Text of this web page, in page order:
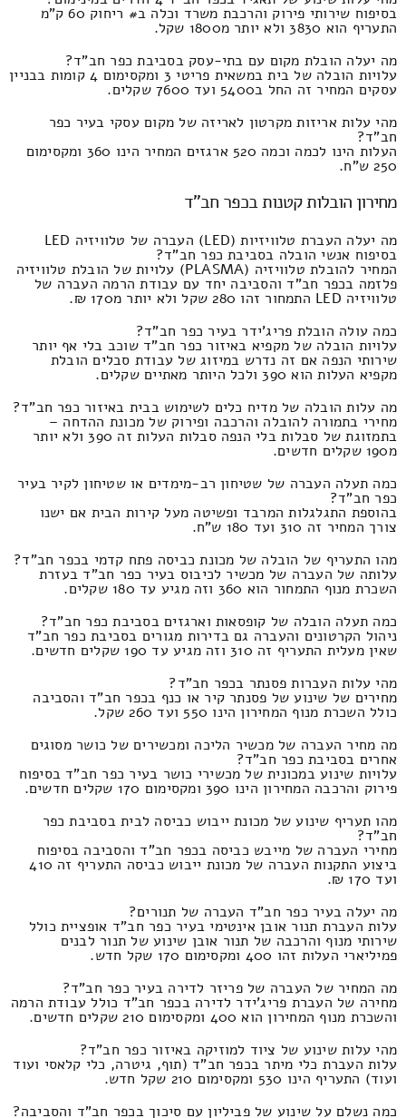
בסיפוח שירותי פירוק והרכבת משרד וכלה ב# ריחוק 60 ק"מ
התעריף הוא 3830 ולא יותר מ1800 שקל.
מה יעלה הובלת מקום עם בתי-עסק בסביבת כפר חב"ד?
עלויות הובלה של בית במשאית פריטי 3 ומקסימום 4 קומות בבניין
עסקים המחיר זה החל ב5400 ועד 7600 שקלים.
מהי עלות אריזות מקרטון לאריזה של מקום עסקי בעיר כפר
חב"ד?
העלות הינו לכמה וכמה 520 ארגזים המחיר הינו 360 ומקסימום
250 ש"ח.
מחירון הובלות קטנות בכפר חב"ד
מה יעלה העברת טלוויזיות (LED) העברה של טלוויזיה LED
בסיפוח אנשי הובלה בסביבת כפר חב"ד?
המחיר להובלת טלוויזיה (PLASMA) עלויות של הובלת טלוויזיה
פלזמה בכפר חב"ד והסביבה יחד עם עבודת הרמה העברה של
טלוויזיה LED התמחור זהו 280 שקל ולא יותר מ170 ₪.
כמה עולה הובלת פריג'ידר בעיר כפר חב"ד?
עלויות הובלה של מקפיא באיזור כפר חב"ד שוכב בלי אף יותר
שירותי הנפה אם זה נדרש במיזוג של עבודת סבלים הובלת
מקפיא העלות הוא 390 ולכל היותר מאתיים שקלים.
מה עלות הובלה של מדיח כלים לשימוש בבית באיזור כפר חב"ד?
מחירי בתמורה להובלה והרכבה ופירוק של מכונת ההדחה –
בתמזוגת של סבלות בלי הנפה סבלות העלות זה 390 ולא יותר
מ190 שקלים חדשים.
כמה תעלה העברה של שטיחון רב-מימדים או שטיחון לקיר בעיר
כפר חב"ד?
בהוספת התגלגלות המרבד ופשיטה מעל קירות הבית אם ישנו
צורך המחיר זה 310 ועד 180 ש"ח.
מהו התעריף של הובלה של מכונת כביסה פתח קדמי בכפר חב"ד?
עלותה של העברה של מכשיר לכיבוס בעיר כפר חב"ד בעזרת
השכרת מנוף התמחור הוא 360 וזה מגיע עד 180 שקלים.
כמה תעלה הובלה של קופסאות וארגזים בסביבת כפר חב"ד?
ניהול הקרטונים והעברה גם בדירות מגורים בסביבת כפר חב"ד
שאין מעלית התעריף זה 310 וזה מגיע עד 190 שקלים חדשים.
מהי עלות העברות פסנתר בכפר חב"ד?
מחירים של שינוע של פסנתר קיר או כנף בכפר חב"ד והסביבה
כולל השכרת מנוף המחירון הינו 550 ועד 260 שקל.
מה מחיר העברה של מכשיר הליכה ומכשירים של כושר מסוגים
אחרים בסביבת כפר חב"ד?
עלויות שינוע במכונית של מכשירי כושר בעיר כפר חב"ד בסיפוח
פירוק והרכבה המחירון הינו 390 ומקסימום 170 שקלים חדשים.
מהו תעריף שינוע של מכונת ייבוש כביסה לבית בסביבת כפר
חב"ד?
מחירי העברה של מייבש כביסה בכפר חב"ד והסביבה בסיפוח
ביצוע התקנות העברה של מכונת ייבוש כביסה התעריף זה 410
ועד 170 ₪.
מה יעלה בעיר כפר חב"ד העברה של תנורים?
עלות העברת תנור אובן אינטימי בעיר כפר חב"ד אופציית כולל
שירותי מנוף והרכבה של תנור אובן שינוע של תנור לבנים
פמיליארי העלות זהו 400 ומקסימום 170 שקל חדש.
מה המחיר של העברה של פריזר לדירה בעיר כפר חב"ד?
מחירה של העברת פריג'ידר לדירה בכפר חב"ד כולל עבודת הרמה
והשכרת מנוף המחירון הוא 400 ומקסימום 210 שקלים חדשים.
מהי עלות שינוע של ציוד למוזיקה באיזור כפר חב"ד?
עלות העברת כלי מיתר בכפר חב"ד (תוף, גיטרה, כלי קלאסי ועוד
ועוד) התעריף הינו 530 ומקסימום 210 שקל חדש.
כמה נשלם על שינוע של פביליון עם סיכוך בכפר חב"ד והסביבה?